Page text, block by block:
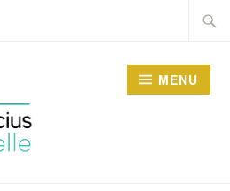
MENU